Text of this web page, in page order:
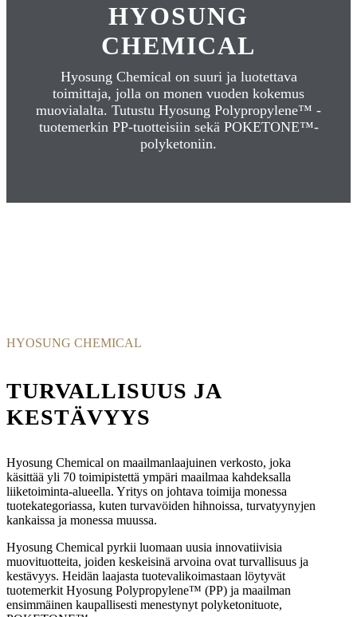
HYOSUNG
CHEMICAL
Hyosung Chemical on suuri ja luotettava
toimittaja, jolla on monen vuoden kokemus
muovialalta. Tutustu Hyosung Polypropylene™ -
tuotemerkin PP-tuotteisiin sekä POKETONE™-
polyketoniin.
HYOSUNG CHEMICAL
TURVALLISUUS JA
KESTÄVYYS
Hyosung Chemical on maailmanlaajuinen verkosto, joka
käsittää yli 70 toimipistettä ympäri maailmaa kahdeksalla
liiketoiminta-alueella. Yritys on johtava toimija monessa
tuotekategoriassa, kuten turvavöiden hihnoissa, turvatyynyjen
kankaissa ja monessa muussa.
Hyosung Chemical pyrkii luomaan uusia innovatiivisia
muovituotteita, joiden keskeisinä arvoina ovat turvallisuus ja
kestävyys. Heidän laajasta tuotevalikoimastaan löytyvät
tuotemerkit Hyosung Polypropylene™ (PP) ja maailman
ensimmäinen kaupallisesti menestynyt polyketonituote,